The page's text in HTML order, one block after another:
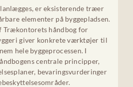
er eksisterende træer
elementer på byggepladsen.
Trækontorets håndbog for
giver konkrete værktøjer til
hele byggeprocessen. I
centrale principper,
bevaringsvurderinger